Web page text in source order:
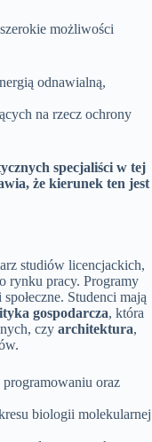
możliwości
odnawialną,
na rzecz ochrony
specjaliści w tej
że kierunek ten jest
studiów licencjackich,
rynku pracy. Programy
Studenci mają
gospodarcza, która
czy architektura,
oraz
biologii molekularnej